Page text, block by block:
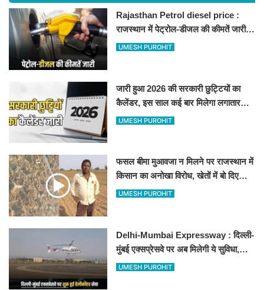
Rajasthan Petrol diesel price :
राजस्थान में पेट्रोल-डीजल की कीमतें जारी,
जानिए बीकानेर समेत पुरे प्रदेश में नए रेट
UMESH PUROHIT
जारी हुआ 2026 की सरकारी छुट्टियों का
कैलेंडर, इस साल कई बार मिलेगा लगातार
अवकाश, देखें
UMESH PUROHIT
फसल बीमा मुआवजा न मिलने पर राजस्थान में
किसान का अनोखा विरोध, खेतों में बो दिए
500-500 रुपए के नोट, वीडियो वायरल
UMESH PUROHIT
Delhi-Mumbai Expressway : दिल्ली-
मुंबई एक्सप्रेसवे पर अब मिलेगी ये सुविधा,
हेलीकॉप्टर सर्विस से तुरंत घायल पहुंचेगा
UMESH PUROHIT